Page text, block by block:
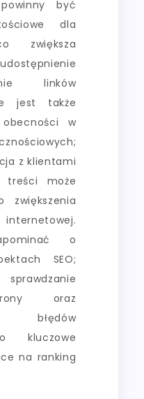
być
dla
zwiększa
linków
jest także
w
z klientami
treści może
zwiększenia
o
SEO;
oraz
błędów
kluczowe
na ranking